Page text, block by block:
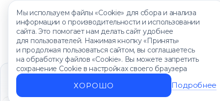
Мы используем файлы «Cookie» для сбора и анализа
информации о производительности и использовании
сайта. Это помогает нам делать сайт удобнее
для пользователей. Нажимая кнопку «Принять»
и продолжая пользоваться сайтом, вы соглашаетесь
на обработку файлов «Cookie». Вы можете запретить
сохранение Cookie в настройках своего браузера
ХОРОШО Подробнее
Единый контакт-центр
+7 (499) 450-88-89
Ежедневно с 8:00 до 20:00